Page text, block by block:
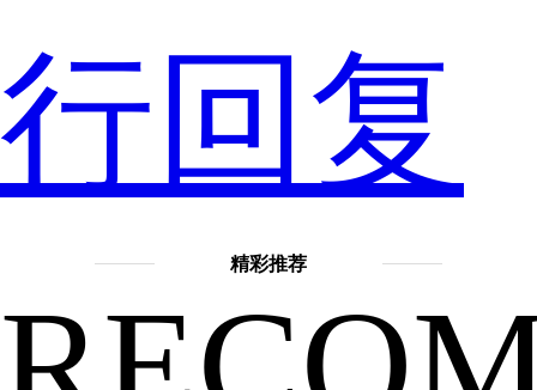
在
各
行回复
精彩推荐